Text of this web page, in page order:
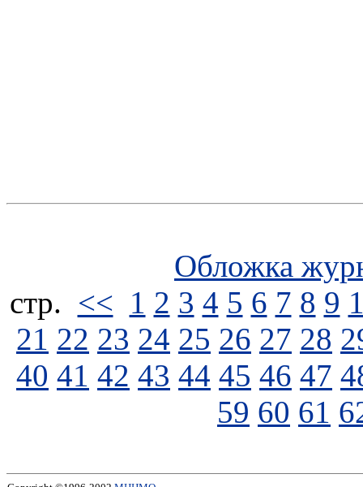
Обложка
стp. << 1 2 3 4 5 6 7 8 9
21 22 23 24 25 26 27 28
40 41 42 43 44 45 46 47
59 60 61